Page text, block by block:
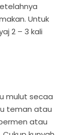
Untuk
2 – 3 kali
mulut secaa
teman atau
atau